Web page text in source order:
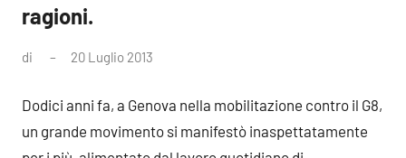
ragioni.
di 20 Luglio 2013
Dodici anni fa, a Genova nella mobilitazione contro il G8,
un grande movimento si manifestò inaspettatamente